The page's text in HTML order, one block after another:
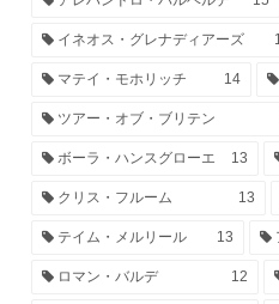
イネオス・グレナディアーズ
マテイ・モホリッチ 14
ツアー・オブ・ブリテン
ボーラ・ハンスグローエ 13
クリス・フルーム 13
テイム・メルリール 13
ロマン・バルデ 12